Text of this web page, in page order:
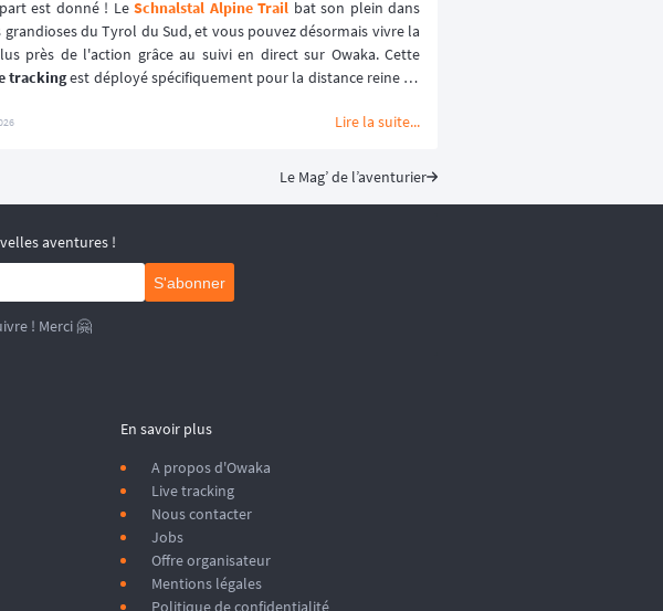
est donné ! Le Schnalstal Alpine Trail bat son plein dans
grandioses du Tyrol du Sud, et vous pouvez désormais vivre la
près de l'action grâce au suivi en direct sur Owaka. Cette
tracking est déployé spécifiquement pour la distance reine de
Lire la suite...
Le Mag’ de l’aventurier
aventures !
S'abonner
! Merci 🤗
En savoir plus
A propos d'Owaka
Live tracking
Nous contacter
Jobs
Offre organisateur
Mentions légales
Politique de confidentialité